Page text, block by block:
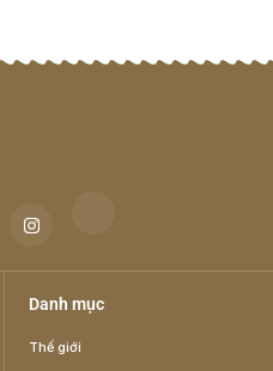
Danh mục
Thế giới